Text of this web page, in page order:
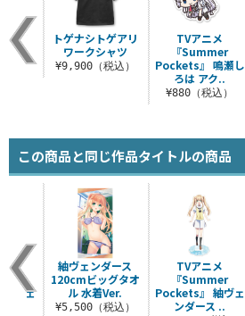
TVアニメ
『Summer
Pockets』 鳴瀬し
ろは アク..
¥880（税込）
ャツ
込）
トゲナシトゲアリ
ワークシャツ
¥9,900（税込）
この商品と同じ作品タイトルの商品
TVアニメ
『Summer
Pockets』 紬ヴェ
ンダース ..
メ
ヴェ
紬ヴェンダース
120cmビッグタオ
ル 水着Ver.
¥5,500（税込）